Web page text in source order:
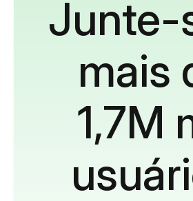
Junte-
mais
1,7M